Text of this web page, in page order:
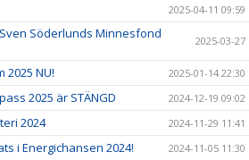
2025-04-11 09:59
Söderlunds Minnesfond
2025-03-27
2025 NU! 2025-01-14 22:30
2025 är STÄNGD 2024-12-19 09:02
2024 2024-11-29 11:41
i Energichansen 2024! 2024-11-05 11:30